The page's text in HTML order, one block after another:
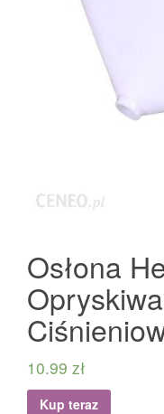
Osłona
10.99 zł
Kup teraz